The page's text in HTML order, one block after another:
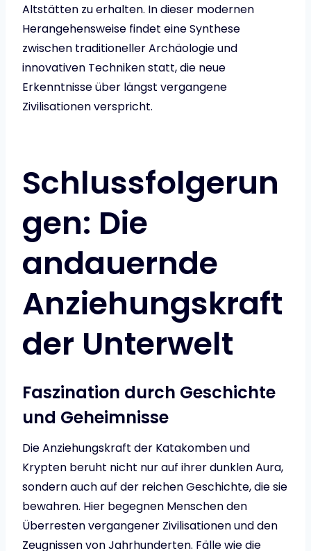
Altstätten zu erhalten. In dieser modernen
Herangehensweise findet eine Synthese
zwischen traditioneller Archäologie und
innovativen Techniken statt, die neue
Erkenntnisse über längst vergangene
Zivilisationen verspricht.
Schlussfolgerun
gen: Die
andauernde
Anziehungskraft
der Unterwelt
Faszination durch Geschichte
und Geheimnisse
Die Anziehungskraft der Katakomben und
Krypten beruht nicht nur auf ihrer dunklen Aura,
sondern auch auf der reichen Geschichte, die sie
bewahren. Hier begegnen Menschen den
Überresten vergangener Zivilisationen und den
Zeugnissen von Jahrhunderten. Fälle wie die